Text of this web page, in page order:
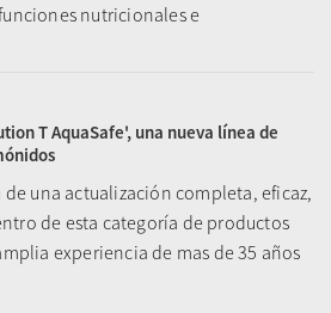
nutricionales e
T AquaSafe', una nueva línea de
una actualización completa, eficaz,
de esta categoría de productos
experiencia de mas de 35 años